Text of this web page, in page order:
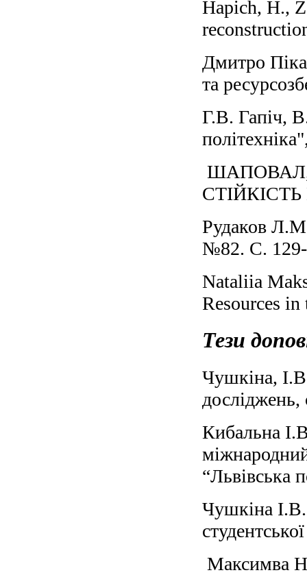
Hapich, H.,
Дмитро
та
Г.В. Гапіч,
ШАПОВАЛ,
СТІЙКІСТЬ
Рудаков
№82. С.
Nataliia
Resources
Тези
Чушкіна,
Кибальна
“Львівська
Чушкіна
Максимва